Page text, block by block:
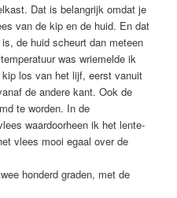
Dat is belangrijk omdat je
van de kip en de huid. En dat
de huid scheurt dan meteen
was wriemelde ik
los van het lijf, eerst vanuit
de andere kant. Ook de
te worden. In de
waardoorheen ik het lente-
vlees mooi egaal over de
honderd graden, met de